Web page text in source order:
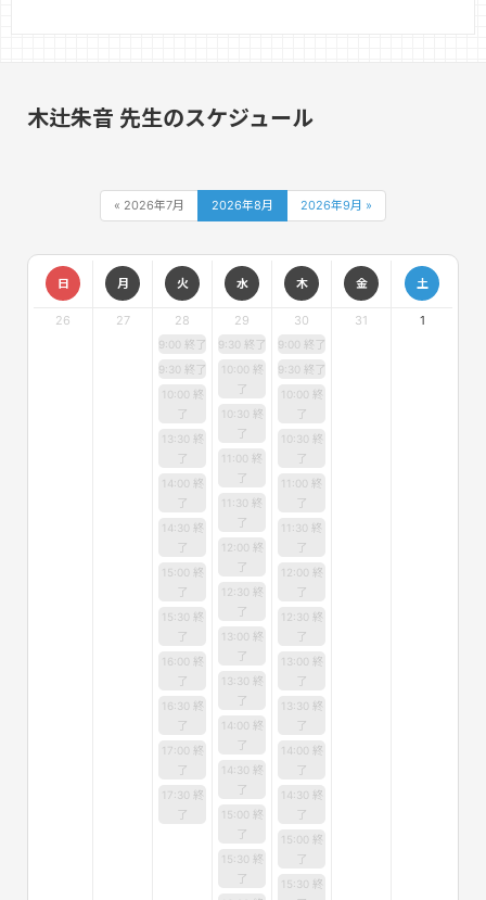
木辻朱音 先生のスケジュール
« 2026年7月 2026年8月 2026年9月 »
日 月 火 水 木 金 土
26 27 28
9:00 終了
9:30 終了
10:00 終
了
13:30 終
了
14:00 終
了
14:30 終
了
15:00 終
了
15:30 終
了
16:00 終
了
16:30 終
了
17:00 終
了
17:30 終
了
29
9:30 終了
10:00 終
了
10:30 終
了
11:00 終
了
11:30 終
了
12:00 終
了
12:30 終
了
13:00 終
了
13:30 終
了
14:00 終
了
14:30 終
了
15:00 終
了
15:30 終
了
30
9:00 終了
9:30 終了
10:00 終
了
10:30 終
了
11:00 終
了
11:30 終
了
12:00 終
了
12:30 終
了
13:00 終
了
13:30 終
了
14:00 終
了
14:30 終
了
15:00 終
了
15:30 終
31 1